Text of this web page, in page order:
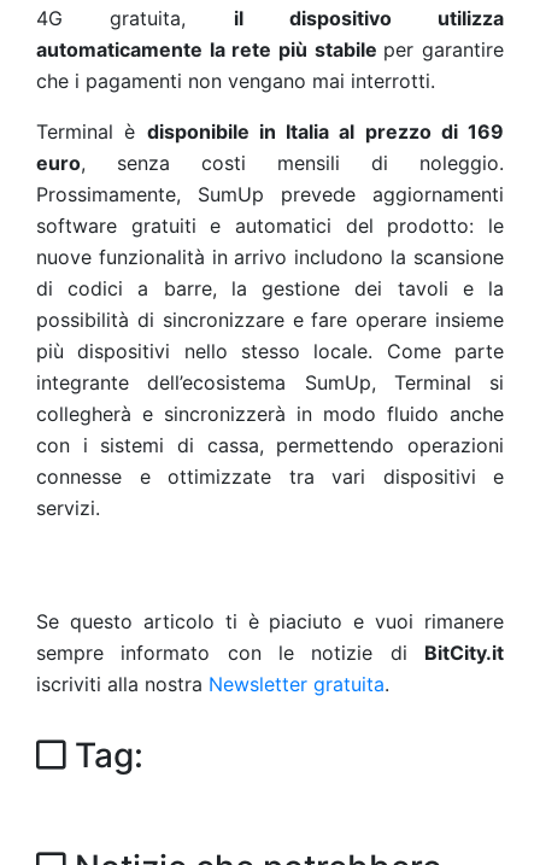
4G gratuita, il dispositivo utilizza
automaticamente la rete più stabile per garantire
che i pagamenti non vengano mai interrotti.
Terminal è disponibile in Italia al prezzo di 169
euro, senza costi mensili di noleggio.
Prossimamente, SumUp prevede aggiornamenti
software gratuiti e automatici del prodotto: le
nuove funzionalità in arrivo includono la scansione
di codici a barre, la gestione dei tavoli e la
possibilità di sincronizzare e fare operare insieme
più dispositivi nello stesso locale. Come parte
integrante dell’ecosistema SumUp, Terminal si
collegherà e sincronizzerà in modo fluido anche
con i sistemi di cassa, permettendo operazioni
connesse e ottimizzate tra vari dispositivi e
servizi.
Se questo articolo ti è piaciuto e vuoi rimanere
sempre informato con le notizie di BitCity.it
iscriviti alla nostra Newsletter gratuita.
Tag: